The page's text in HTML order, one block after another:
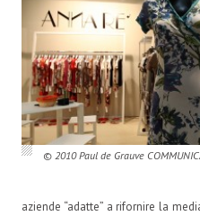
© 2010 Paul de Grauve
aziende “adatte” a rifornire la